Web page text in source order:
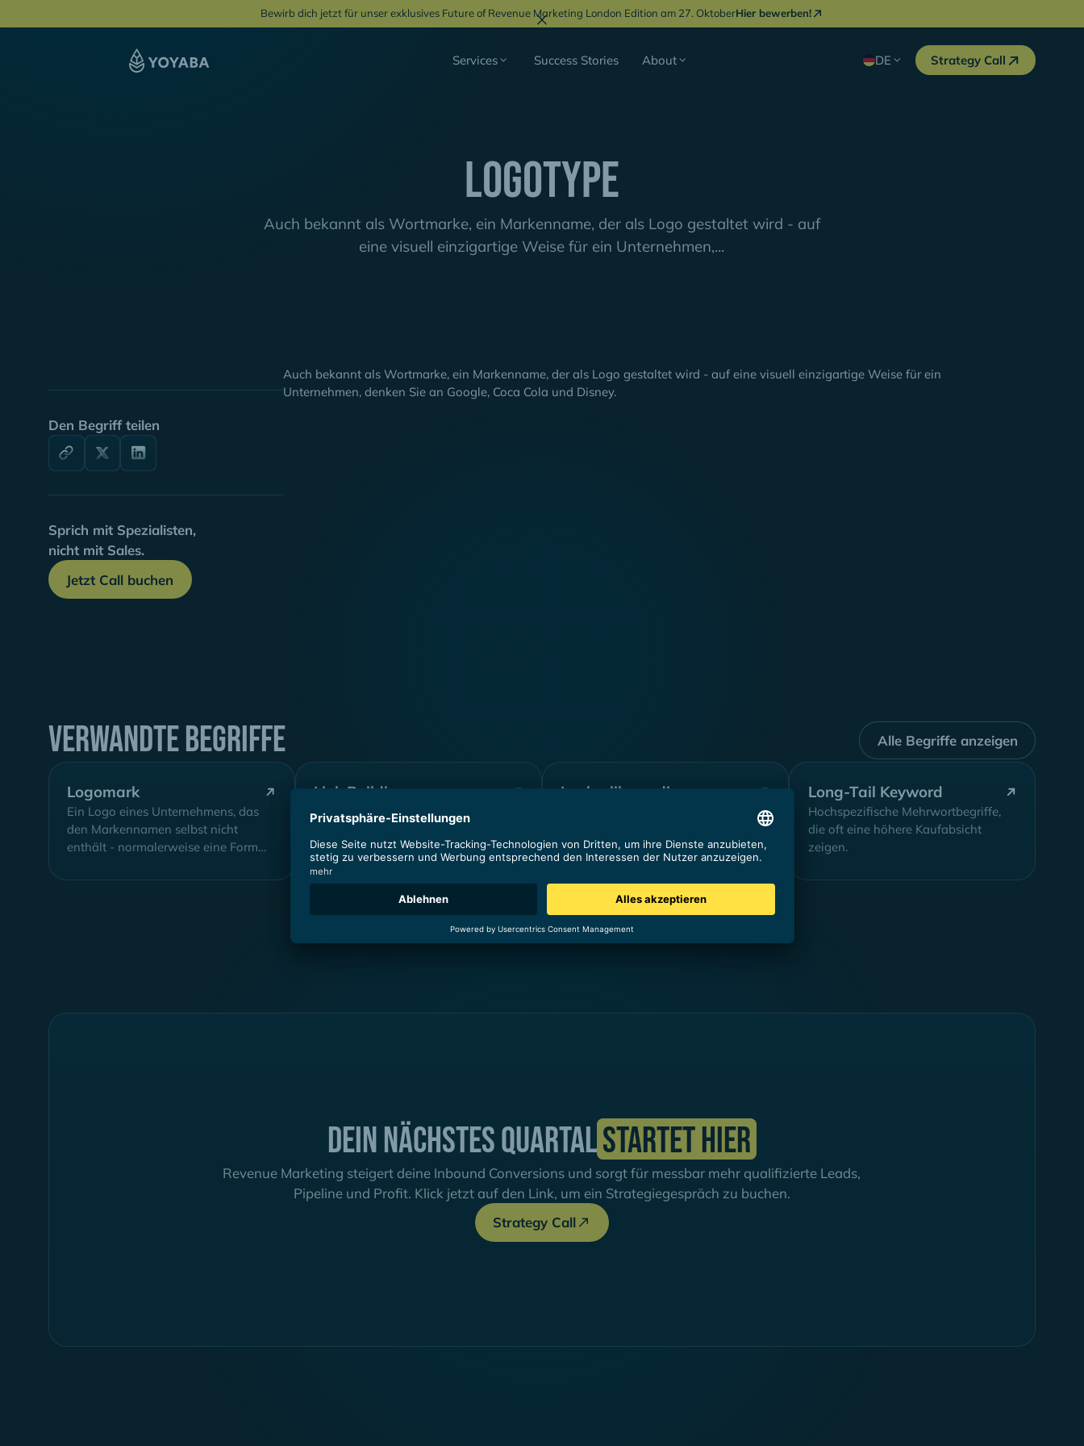
Bewirb dich jetzt für unser exklusives Future of Revenue Marketing London Edition am 27. OktoberHier bewerben!
Services Success Stories About DE Strategy Call
Logotype
Auch bekannt als Wortmarke, ein Markenname, der als Logo gestaltet wird - auf
eine visuell einzigartige Weise für ein Unternehmen,...
Den Begriff teilen
Sprich mit Spezialisten,
nicht mit Sales.
Jetzt Call buchen
Auch bekannt als Wortmarke, ein Markenname, der als Logo gestaltet wird - auf eine visuell einzigartige Weise für ein
Unternehmen, denken Sie an Google, Coca Cola und Disney.
Verwandte Begriffe Alle Begriffe anzeigen
Logomark
Ein Logo eines Unternehmens, das
den Markennamen selbst nicht
enthält - normalerweise eine Form
wird,...
Link Building
Ein Prozess mit dem Ziel, andere
vertrauenswürdige und relevante
Websites dazu zu bringen, auf Ihre
Website zu verlinken, um Ihren...
Look-alike audience
bestimmter Aspekte wie
Berufsbeschreibung, Ausbildung,
Branche usw. ähnlich. So können
neue Interessenten gewonnen...
Long-Tail Keyword
Hochspezifische Mehrwortbegriffe,
die oft eine höhere Kaufabsicht
zeigen.
Dein nächstes Quartalstartet hier
Revenue Marketing steigert deine Inbound Conversions und sorgt für messbar mehr qualifizierte Leads,
Pipeline und Profit. Klick jetzt auf den Link, um ein Strategiegespräch zu buchen.
Strategy Call